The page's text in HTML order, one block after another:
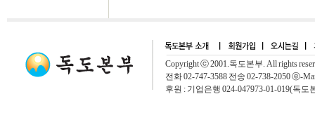
Copyright ⓒ 2001.독도본부. All rights
전화 02-747-3588 전송 02-738-2050 ⓔ-
후원 : 기업은행 024-047973-01-019(독도